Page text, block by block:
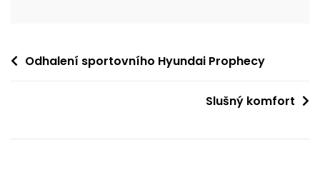
Navigace
Odhalení sportovního Hyundai Prophecy
Slušný komfort